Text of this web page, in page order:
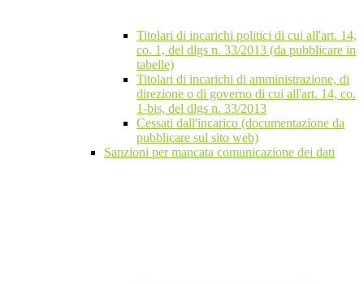
Titolari di incarichi politici di cui all'art. 14,
co. 1, del dlgs n. 33/2013 (da pubblicare in
tabelle)
Titolari di incarichi di amministrazione, di
direzione o di governo di cui all'art. 14, co.
1-bis, del dlgs n. 33/2013
Cessati dall'incarico (documentazione da
pubblicare sul sito web)
Sanzioni per mancata comunicazione dei dati